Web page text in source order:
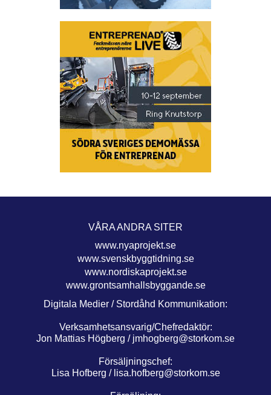
VÅRA ANDRA SITER
www.nyaprojekt.se
www.svenskbyggtidning.se
www.nordiskaprojekt.se
www.grontsamhallsbyggande.se
Digitala Medier / Stordåhd Kommunikation:
Verksamhetsansvarig/Chefredaktör:
Jon Mattias Högberg / jmhogberg@storkom.se
Försäljningschef:
Lisa Hofberg / lisa.hofberg@storkom.se